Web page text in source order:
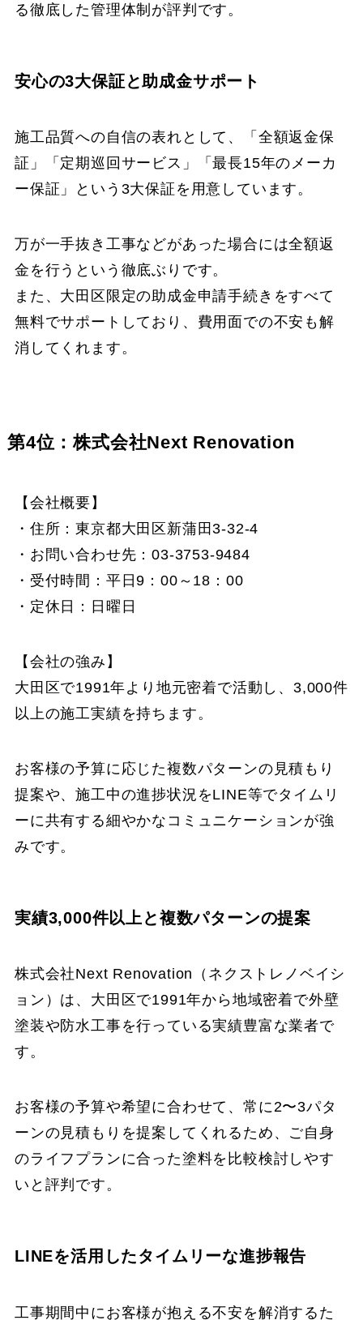
る徹底した管理体制が評判です。
安心の3大保証と助成金サポート
施工品質への自信の表れとして、「全額返金保
証」「定期巡回サービス」「最長15年のメーカ
ー保証」という3大保証を用意しています。
万が一手抜き工事などがあった場合には全額返
金を行うという徹底ぶりです。
また、大田区限定の助成金申請手続きをすべて
無料でサポートしており、費用面での不安も解
消してくれます。
第4位：株式会社Next Renovation
【会社概要】
・住所：東京都大田区新蒲田3-32-4
・お問い合わせ先：03-3753-9484
・受付時間：平日9：00～18：00
・定休日：日曜日
【会社の強み】
大田区で1991年より地元密着で活動し、3,000件
以上の施工実績を持ちます。
お客様の予算に応じた複数パターンの見積もり
提案や、施工中の進捗状況をLINE等でタイムリ
ーに共有する細やかなコミュニケーションが強
みです。
実績3,000件以上と複数パターンの提案
株式会社Next Renovation（ネクストレノベイシ
ョン）は、大田区で1991年から地域密着で外壁
塗装や防水工事を行っている実績豊富な業者で
す。
お客様の予算や希望に合わせて、常に2〜3パタ
ーンの見積もりを提案してくれるため、ご自身
のライフプランに合った塗料を比較検討しやす
いと評判です。
LINEを活用したタイムリーな進捗報告
工事期間中にお客様が抱える不安を解消するた